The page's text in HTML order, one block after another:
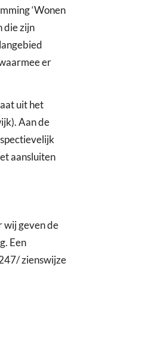
‘Wonen
die zijn
er
uit het
Aan de
aansluiten
wij geven de
Een
zienswijze